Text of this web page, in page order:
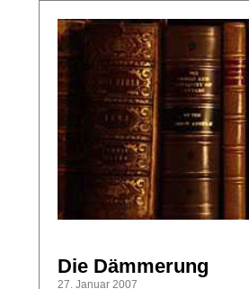
Die Dämmerung
27. Januar 2007